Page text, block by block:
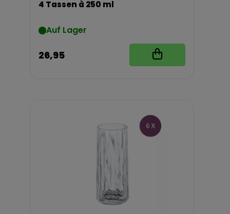
4 Tassen à 250 ml
Auf Lager
26,95